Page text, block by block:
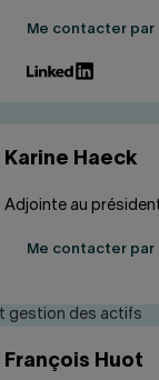
Me contacter par
Karine Haeck
Adjointe au
Me contacter par
gestion des actifs
François Huot